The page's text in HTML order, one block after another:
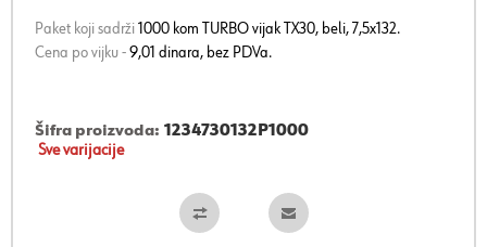
Paket koji sadrži 1000 kom TURBO vijak TX30, beli, 7,5x132.
Cena po vijku - 9,01 dinara, bez PDVa.
Šifra proizvoda: 1234730132P1000
Sve varijacije